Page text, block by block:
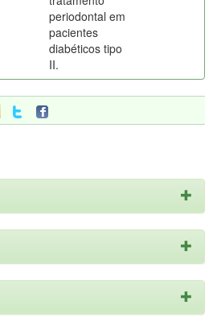
periodontal em
pacientes
diabéticos tipo
II.